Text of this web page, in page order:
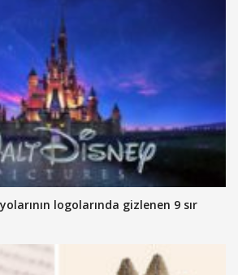
logolarında gizlenen 9 sır